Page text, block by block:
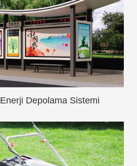
Enerji Depolama Sistemi